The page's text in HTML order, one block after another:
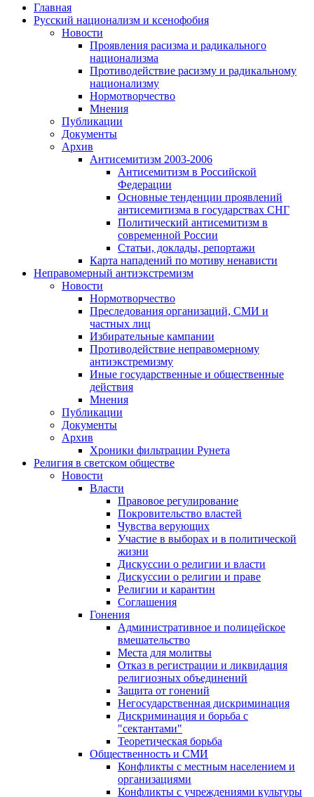
Главная
Русский национализм и ксенофобия
Новости
Проявления расизма и радикального
национализма
Противодействие расизму и радикальному
национализму
Нормотворчество
Мнения
Публикации
Документы
Архив
Антисемитизм 2003-2006
Антисемитизм в Российской
Федерации
Основные тенденции проявлений
антисемитизма в государствах СНГ
Политический антисемитизм в
современной России
Статьи, доклады, репортажи
Карта нападений по мотиву ненависти
Неправомерный антиэкстремизм
Новости
Нормотворчество
Преследования организаций, СМИ и
частных лиц
Избирательные кампании
Противодействие неправомерному
антиэкстремизму
Иные государственные и общественные
действия
Мнения
Публикации
Документы
Архив
Хроники фильтрации Рунета
Религия в светском обществе
Новости
Власти
Правовое регулирование
Покровительство властей
Чувства верующих
Участие в выборах и в политической
жизни
Дискуссии о религии и власти
Дискуссии о религии и праве
Религии и карантин
Соглашения
Гонения
Административное и полицейское
вмешательство
Места для молитвы
Отказ в регистрации и ликвидация
религиозных объединений
Защита от гонений
Негосударственная дискриминация
Дискриминация и борьба с
"сектантами"
Теоретическая борьба
Общественность и СМИ
Конфликты с местным населением и
организациями
Конфликты с учреждениями культуры